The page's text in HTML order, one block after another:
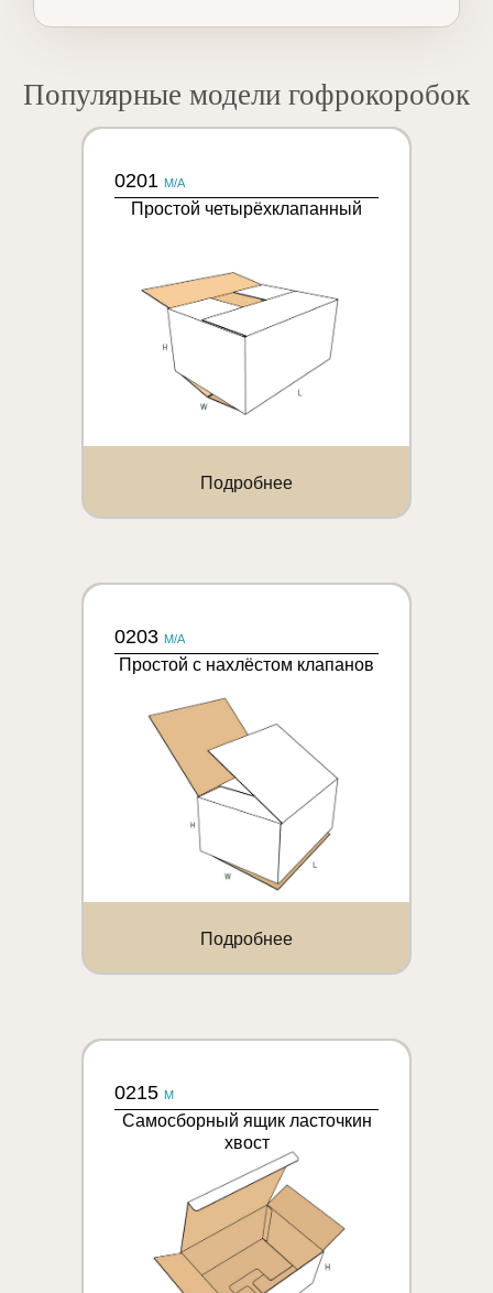
Популярные модели гофрокоробок
0201 M/A
Простой четырёхклапанный
Подробнее
0203 M/A
Простой с нахлёстом клапанов
Подробнее
0215 M
Самосборный ящик ласточкин
хвост